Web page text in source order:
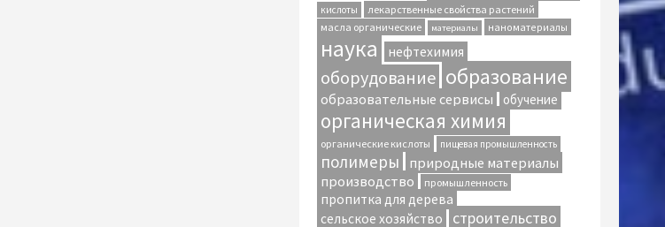
кислоты
лекарственные свойства растений
масла органические
материалы наноматериалы
наука нефтехимия
оборудование образование
образовательные сервисы обучение
органическая химия
органические кислоты пищевая промышленность
полимеры
природные материалы
производство
промышленность
пропитка для дерева
сельское хозяйство
строительство